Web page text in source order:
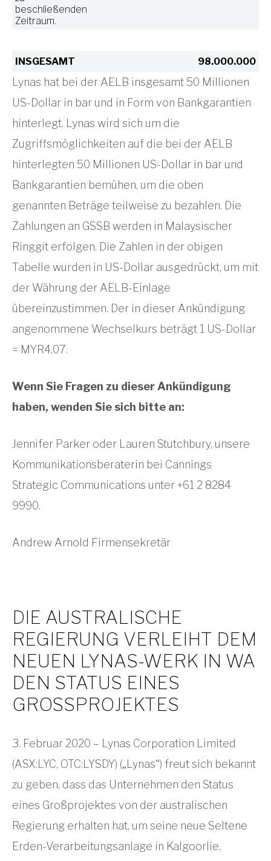
beschließenden
Zeitraum.
INSGESAMT 98.000.000
Lynas hat bei der AELB insgesamt 50 Millionen
US-Dollar in bar und in Form von Bankgarantien
hinterlegt. Lynas wird sich um die
Zugriffsmöglichkeiten auf die bei der AELB
hinterlegten 50 Millionen US-Dollar in bar und
Bankgarantien bemühen, um die oben
genannten Beträge teilweise zu bezahlen. Die
Zahlungen an GSSB werden in Malaysischer
Ringgit erfolgen. Die Zahlen in der obigen
Tabelle wurden in US-Dollar ausgedrückt, um mit
der Währung der AELB-Einlage
übereinzustimmen. Der in dieser Ankündigung
angenommene Wechselkurs beträgt 1 US-Dollar
= MYR4,07.
Wenn Sie Fragen zu dieser Ankündigung
haben, wenden Sie sich bitte an:
Jennifer Parker oder Lauren Stutchbury, unsere
Kommunikationsberaterin bei Cannings
Strategic Communications unter +61 2 8284
9990.
Andrew Arnold Firmensekretär
DIE AUSTRALISCHE
REGIERUNG VERLEIHT DEM
NEUEN LYNAS-WERK IN WA
DEN STATUS EINES
GROSSPROJEKTES
3. Februar 2020 – Lynas Corporation Limited
(ASX:LYC, OTC:LYSDY) („Lynas“) freut sich bekannt
zu geben, dass das Unternehmen den Status
eines Großprojektes von der australischen
Regierung erhalten hat, um seine neue Seltene
Erden-Verarbeitungsanlage in Kalgoorlie,